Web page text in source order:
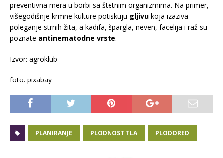
preventivna mera u borbi sa štetnim organizmima. Na primer,
višegodišnje krmne kulture potiskuju gljivu koja izaziva
poleganje strnih žita, a kadifa, špargla, neven, facelija i raž su
poznate antinematodne vrste.
Izvor: agroklub
foto: pixabay
PLANIRANJE PLODNOST TLA PLODORED